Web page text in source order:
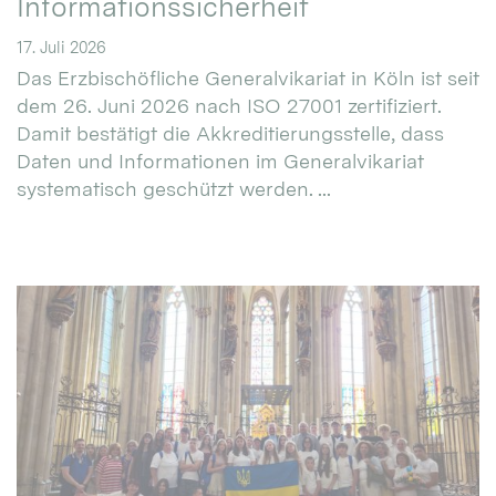
17. Juli 2026
Das Erzbischöfliche Generalvikariat in Köln ist seit
dem 26. Juni 2026 nach ISO 27001 zertifiziert.
Damit bestätigt die Akkreditierungsstelle, dass
Daten und Informationen im Generalvikariat
systematisch geschützt werden. ...